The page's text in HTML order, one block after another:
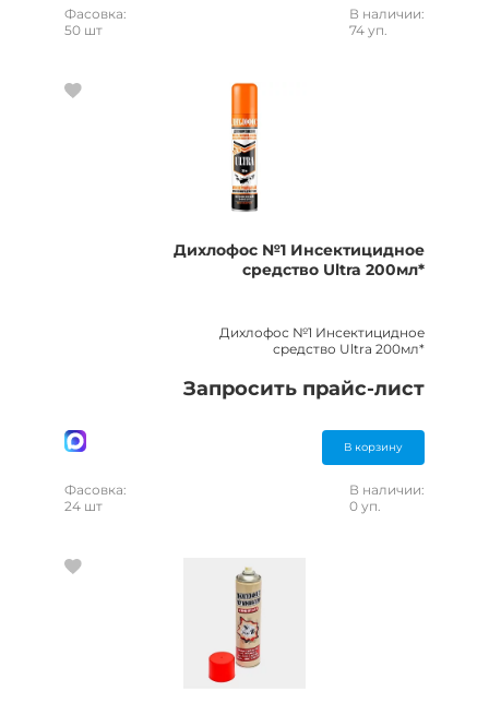
Фасовка:
50 шт
В наличии:
74 уп.
Дихлофос №1 Инсектицидное
средство Ultra 200мл*
Дихлофос №1 Инсектицидное
средство Ultra 200мл*
Запросить прайс-лист
В корзину
Фасовка:
24 шт
В наличии:
0 уп.